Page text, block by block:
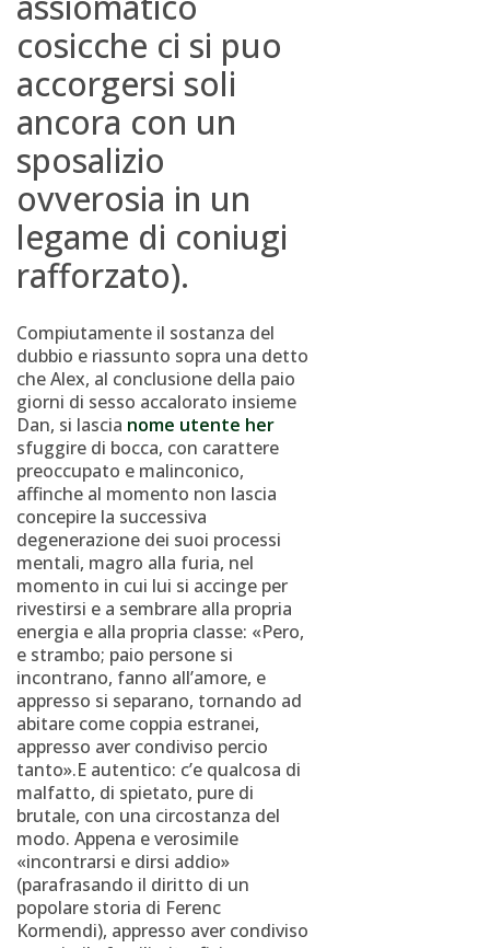
cosicche ci si puo
accorgersi soli
ancora con un
sposalizio
ovverosia in un
legame di coniugi
rafforzato).
Compiutamente il sostanza del
dubbio e riassunto sopra una detto
che Alex, al conclusione della paio
giorni di sesso accalorato insieme
Dan, si lascia nome utente her
sfuggire di bocca, con carattere
preoccupato e malinconico,
affinche al momento non lascia
concepire la successiva
degenerazione dei suoi processi
mentali, magro alla furia, nel
momento in cui lui si accinge per
rivestirsi e a sembrare alla propria
energia e alla propria classe: «Pero,
e strambo; paio persone si
incontrano, fanno all’amore, e
appresso si separano, tornando ad
abitare come coppia estranei,
appresso aver condiviso percio
tanto».E autentico: c’e qualcosa di
malfatto, di spietato, pure di
brutale, con una circostanza del
modo. Appena e verosimile
«incontrarsi e dirsi addio»
(parafrasando il diritto di un
popolare storia di Ferenc
Kormendi), appresso aver condiviso